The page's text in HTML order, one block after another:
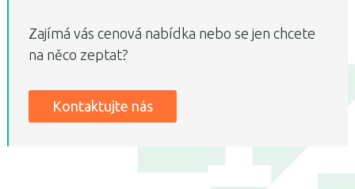
Zajímá vás cenová nabídka nebo se jen chcete
na něco zeptat?
Kontaktujte nás